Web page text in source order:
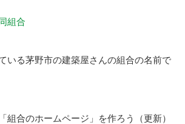
組合
いる茅野市の建築屋さんの組合の名前で
組合のホームページ」を作ろう（更新）